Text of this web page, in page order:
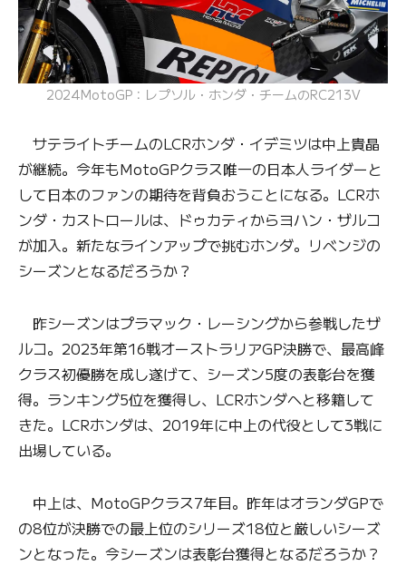
2024MotoGP：レプソル・ホンダ・チームのRC213V
サテライトチームのLCRホンダ・イデミツは中上貴晶
が継続。今年もMotoGPクラス唯一の日本人ライダーと
して日本のファンの期待を背負おうことになる。LCRホ
ンダ・カストロールは、ドゥカティからヨハン・ザルコ
が加入。新たなラインアップで挑むホンダ。リベンジの
シーズンとなるだろうか？
昨シーズンはプラマック・レーシングから参戦したザ
ルコ。2023年第16戦オーストラリアGP決勝で、最高峰
クラス初優勝を成し遂げて、シーズン5度の表彰台を獲
得。ランキング5位を獲得し、LCRホンダへと移籍して
きた。LCRホンダは、2019年に中上の代役として3戦に
出場している。
中上は、MotoGPクラス7年目。昨年はオランダGPで
の8位が決勝での最上位のシリーズ18位と厳しいシーズ
ンとなった。今シーズンは表彰台獲得となるだろうか？